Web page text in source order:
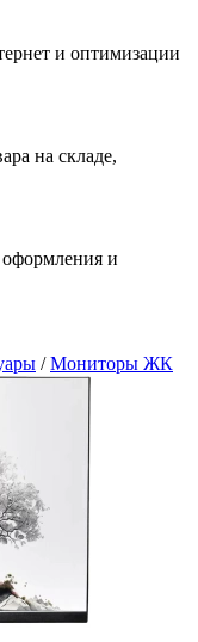
и оптимизации
на складе,
и
/Мониторы ЖК